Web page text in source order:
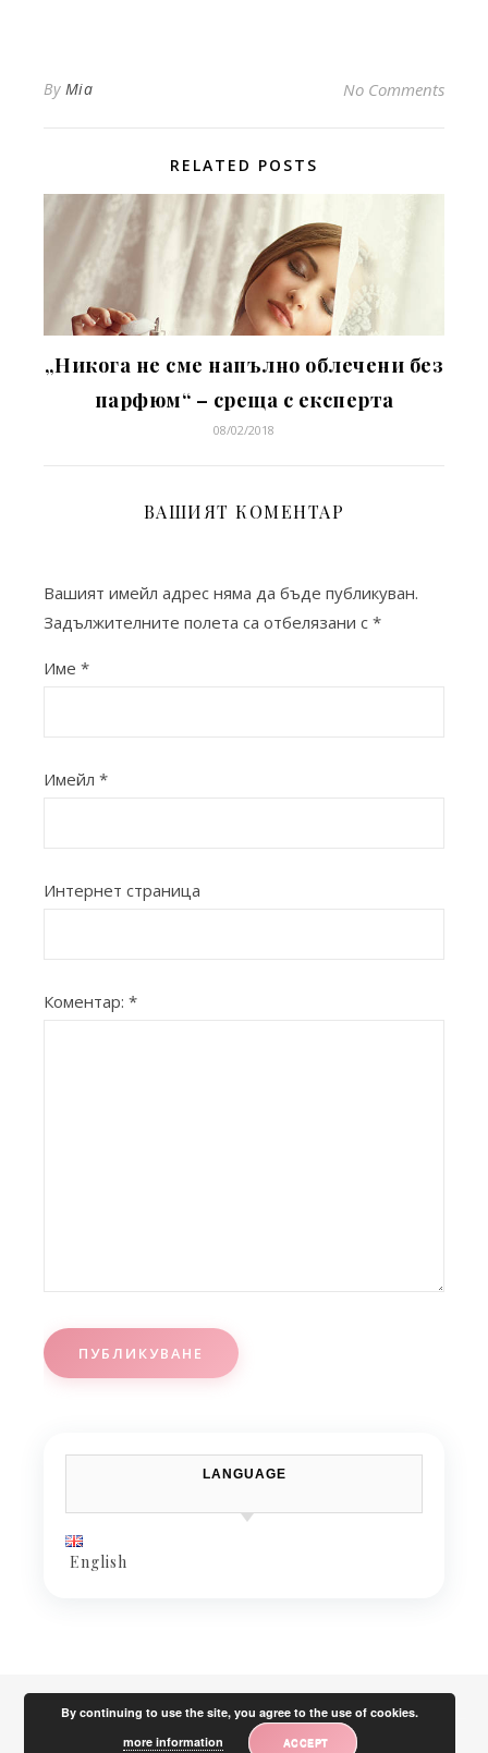
By Mia No Comments
RELATED POSTS
„Никога не сме напълно облечени без
парфюм“ – среща с експерта
08/02/2018
ВАШИЯТ КОМЕНТАР
Вашият имейл адрес няма да бъде публикуван.
Задължителните полета са отбелязани с *
Име *
Имейл *
Интернет страница
Коментар: *
LANGUAGE
English
By continuing to use the site, you agree to the use of cookies.
more information
ACCEPT